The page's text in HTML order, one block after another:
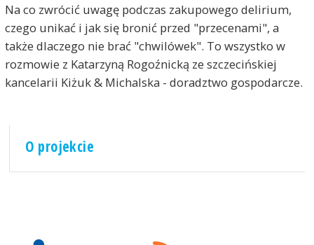
Na co zwrócić uwagę podczas zakupowego delirium,
czego unikać i jak się bronić przed "przecenami", a
także dlaczego nie brać "chwilówek". To wszystko w
rozmowie z Katarzyną Rogoźnicką ze szczecińskiej
kancelarii Kiżuk & Michalska - doradztwo gospodarcze.
O projekcie